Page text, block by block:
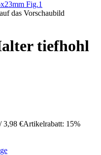
das Vorschaubild
tiefhohl
3,98 €Artikelrabatt: 15%